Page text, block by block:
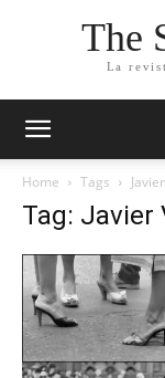
The
La
Home Tags
Tag: Javier